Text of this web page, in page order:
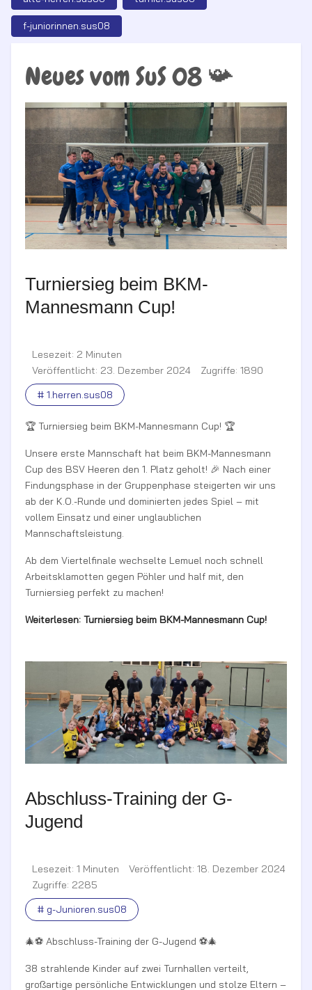
f-juniorinnen.sus08
Neues vom SuS 08 📯
Turniersieg beim BKM-
Mannesmann Cup!
Lesezeit: 2 Minuten
Veröffentlicht: 23. Dezember 2024
Zugriffe: 1890
# 1.herren.sus08
🏆 Turniersieg beim BKM-Mannesmann Cup! 🏆
Unsere erste Mannschaft hat beim BKM-Mannesmann
Cup des BSV Heeren den 1. Platz geholt! 🎉 Nach einer
Findungsphase in der Gruppenphase steigerten wir uns
ab der K.O.-Runde und dominierten jedes Spiel – mit
vollem Einsatz und einer unglaublichen
Mannschaftsleistung.
Ab dem Viertelfinale wechselte Lemuel noch schnell
Arbeitsklamotten gegen Pöhler und half mit, den
Turniersieg perfekt zu machen!
Weiterlesen: Turniersieg beim BKM-Mannesmann Cup!
Abschluss-Training der G-
Jugend
Lesezeit: 1 Minuten
Veröffentlicht: 18. Dezember 2024
Zugriffe: 2285
# g-Junioren.sus08
🎄⚽ Abschluss-Training der G-Jugend ⚽🎄
38 strahlende Kinder auf zwei Turnhallen verteilt,
großartige persönliche Entwicklungen und stolze Eltern –